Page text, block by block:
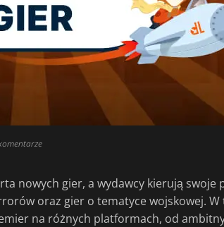
nowych gier, a wydawcy kierują swoje
oraz gier o tematyce wojskowej.
na różnych platformach, od